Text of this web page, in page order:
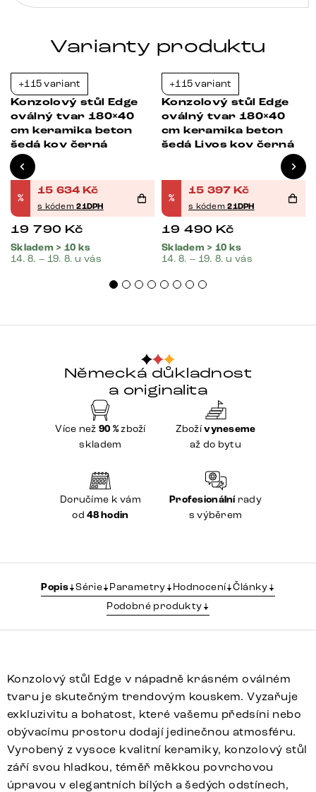
Varianty produktu
+115 variant
Konzolový stůl Edge
oválný tvar 180×40
cm keramika beton
šedá kov černá
%
15 634 Kč
s kódem21DPH
19 790 Kč
Skladem > 10 ks
14. 8. – 19. 8. u vás
+115 variant
Konzolový stůl Edge
oválný tvar 180×40
cm keramika beton
šedá Livos kov černá
%
15 397 Kč
s kódem21DPH
19 490 Kč
Skladem > 10 ks
14. 8. – 19. 8. u vás
Německá důkladnost
a originalita
Více než 90 %zboží
skladem
Zbožívyneseme
až do bytu
Doručíme k vám
od48 hodin
Profesionálnírady
s výběrem
Popis Série Parametry Hodnocení Články
Podobné produkty
Konzolový stůl Edge v nápadně krásném oválném
tvaru je skutečným trendovým kouskem. Vyzařuje
exkluzivitu a bohatost, které vašemu předsíni nebo
obývacímu prostoru dodají jedinečnou atmosféru.
Vyrobený z vysoce kvalitní keramiky, konzolový stůl
září svou hladkou, téměř měkkou povrchovou
úpravou v elegantních bílých a šedých odstínech,